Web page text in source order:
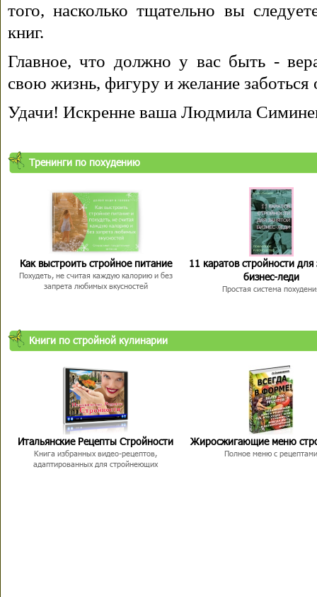
того, насколько тщательно вы
книг.
Главное, что должно у вас быть -
свою жизнь, фигуру и желание заботься
Удачи! Искренне ваша Людмила
Тренинги по похудению
Как выстроить стройное питание
Похудеть, не считая каждую калорию и без
запрета любимых вкусностей
11 каратов стройности для
бизнес-леди
Простая система
Книги по стройной кулинарии
Итальянские Рецепты Стройности
Книга избранных видео-рецептов,
адаптированных для стройнеющих
Жиросжигающие меню
Полное меню с рецептами